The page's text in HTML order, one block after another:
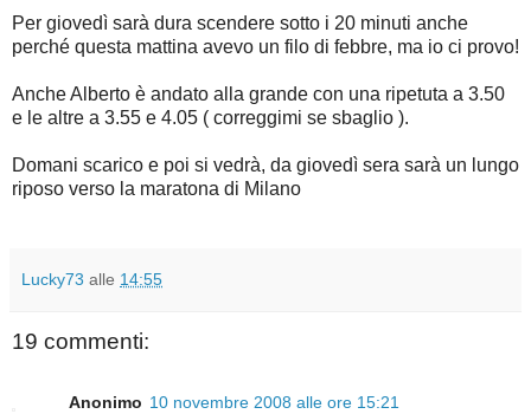
Per giovedì sarà dura scendere sotto i 20 minuti anche
perché questa mattina avevo un filo di febbre, ma io ci provo!
Anche Alberto è andato alla grande con una ripetuta a 3.50
e le altre a 3.55 e 4.05 ( correggimi se sbaglio ).
Domani scarico e poi si vedrà, da giovedì sera sarà un lungo
riposo verso la maratona di Milano
Lucky73 alle 14:55
19 commenti:
Anonimo 10 novembre 2008 alle ore 15:21